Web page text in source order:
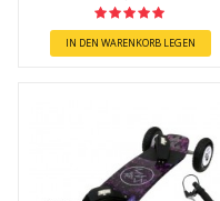
IN DEN WARENKORB LEGEN